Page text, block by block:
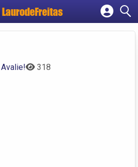
LaurodeFreitas
Avalie! 318